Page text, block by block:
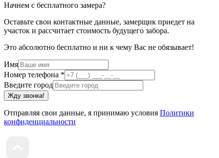
Начнем с бесплатного замера?
Оставьте свои контактные данные, замерщик приедет на
участок и рассчитает стоимость будущего забора.
Это абсолютно бесплатно и ни к чему Вас не обязывает!
Имя
Номер телефона *
Введите город
Жду звонка!
Отправляя свои данные, я принимаю условия Политики
конфиденциальности